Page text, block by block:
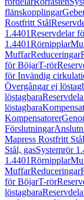
flänskopplingar
Rostfritt Stål
1.4401Reservdelar
1.4401Rörnipplar
MuffarReduceringar
för BöjarT-rör
för Invändig
Övergångar ej
löstagbara
löstagbara
Kompensatorer
Förslutningar
Mapress Rostfritt
Stål, gasSystemrör
1.4401Rörnipplar
MuffarReduceringar
för BöjarT-rör
löstagbara